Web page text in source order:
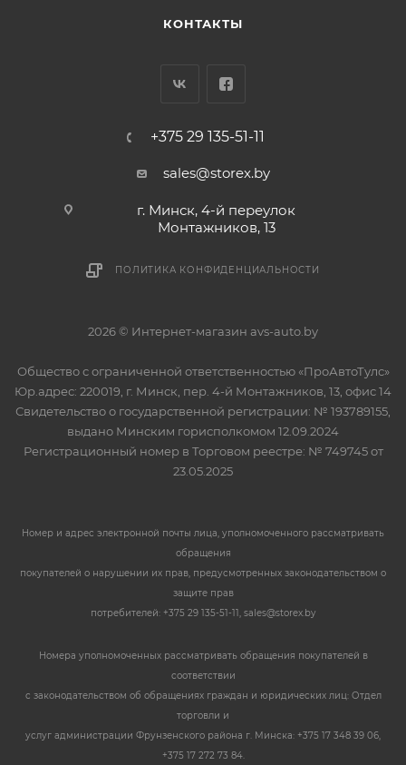
КОНТАКТЫ
+375 29 135-51-11
sales@storex.by
г. Минск, 4-й переулок
Монтажников, 13
ПОЛИТИКА КОНФИДЕНЦИАЛЬНОСТИ
2026 © Интернет-магазин avs-auto.by
Общество с ограниченной ответственностью «ПроАвтоТулс»
Юр.адрес: 220019, г. Минск, пер. 4-й Монтажников, 13, офис 14
Свидетельство о государственной регистрации: № 193789155,
выдано Минским горисполкомом 12.09.2024
Регистрационный номер в Торговом реестре: № 749745 от
23.05.2025
Номер и адрес электронной почты лица, уполномоченного рассматривать
обращения
покупателей о нарушении их прав, предусмотренных законодательством о
защите прав
потребителей: +375 29 135-51-11, sales@storex.by
Номера уполномоченных рассматривать обращения покупателей в
соответствии
с законодательством об обращениях граждан и юридических лиц: Отдел
торговли и
услуг администрации Фрунзенского района г. Минска: +375 17 348 39 06,
+375 17 272 73 84.